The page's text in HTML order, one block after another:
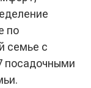
по
семье с
посадочными